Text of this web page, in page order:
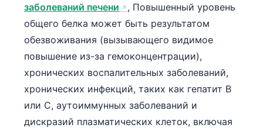
заболеваний печени
, Повышенный уровень
общего белка может быть результатом
обезвоживания (вызывающего видимое
повышение из-за гемоконцентрации),
хронических воспалительных заболеваний,
хронических инфекций, таких как гепатит B
или C, аутоиммунных заболеваний и
дискразий плазматических клеток, включая